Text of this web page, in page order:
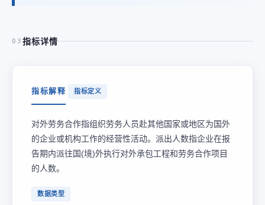
03 指标详情
指标解释 指标定义
对外劳务合作指组织劳务人员赴其他国家或地区为国外
的企业或机构工作的经营性活动。派出人数指企业在报
告期内派往国(境)外执行对外承包工程和劳务合作项目
的人数。
数据类型